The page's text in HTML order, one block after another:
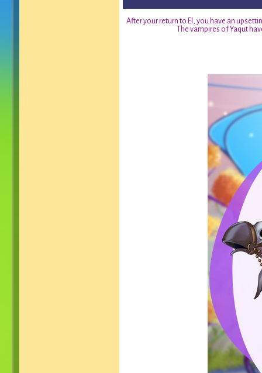
After your return to El, you have an
The vampires of Yaqut